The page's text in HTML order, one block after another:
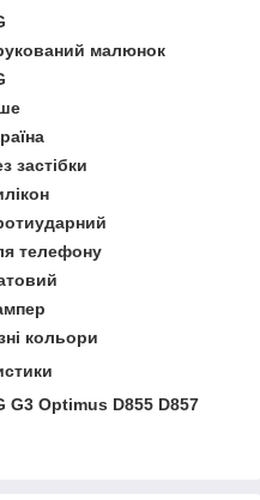
малюнок
застібки
телефону
кольори
G3 Optimus D855 D857